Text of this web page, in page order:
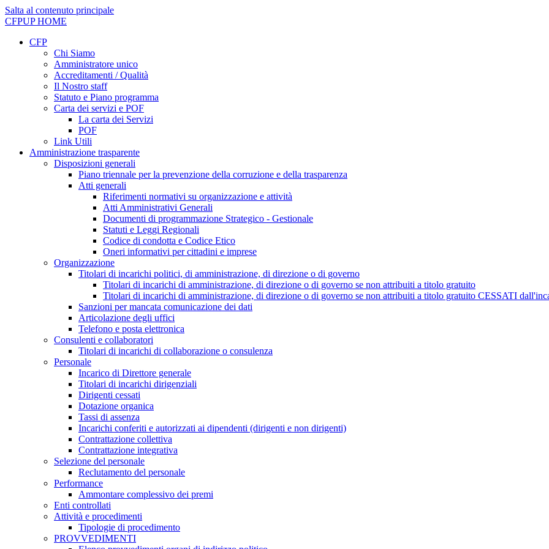
Salta al contenuto principale
CFPUPHOME
CFP
Chi Siamo
Amministratore unico
Accreditamenti / Qualità
Il Nostro staff
Statuto e Piano programma
Carta dei servizi e POF
La carta dei Servizi
POF
Link Utili
Amministrazione trasparente
Disposizioni generali
Piano triennale per la prevenzione della corruzione e della trasparenza
Atti generali
Riferimenti normativi su organizzazione e attività
Atti Amministrativi Generali
Documenti di programmazione Strategico - Gestionale
Statuti e Leggi Regionali
Codice di condotta e Codice Etico
Oneri informativi per cittadini e imprese
Organizzazione
Titolari di incarichi politici, di amministrazione, di direzione o di governo
Titolari di incarichi di amministrazione, di direzione o di governo se non attribuiti a titolo gratuito
Titolari di incarichi di amministrazione, di direzione o di governo se non attribuiti a titolo gratuito CESSATI
Sanzioni per mancata comunicazione dei dati
Articolazione degli uffici
Telefono e posta elettronica
Consulenti e collaboratori
Titolari di incarichi di collaborazione o consulenza
Personale
Incarico di Direttore generale
Titolari di incarichi dirigenziali
Dirigenti cessati
Dotazione organica
Tassi di assenza
Incarichi conferiti e autorizzati ai dipendenti (dirigenti e non dirigenti)
Contrattazione collettiva
Contrattazione integrativa
Selezione del personale
Reclutamento del personale
Performance
Ammontare complessivo dei premi
Enti controllati
Attività e procedimenti
Tipologie di procedimento
PROVVEDIMENTI